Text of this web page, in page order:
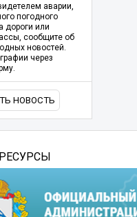
аварии,
погодного
дороги или
сообщите об
новостей.
через
НОВОСТЬ